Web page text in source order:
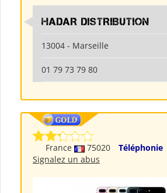
HADAR DISTRIBUTION
13004 - Marseille
01 79 73 79 80
France 75020
Téléphonie
Signalez un abus